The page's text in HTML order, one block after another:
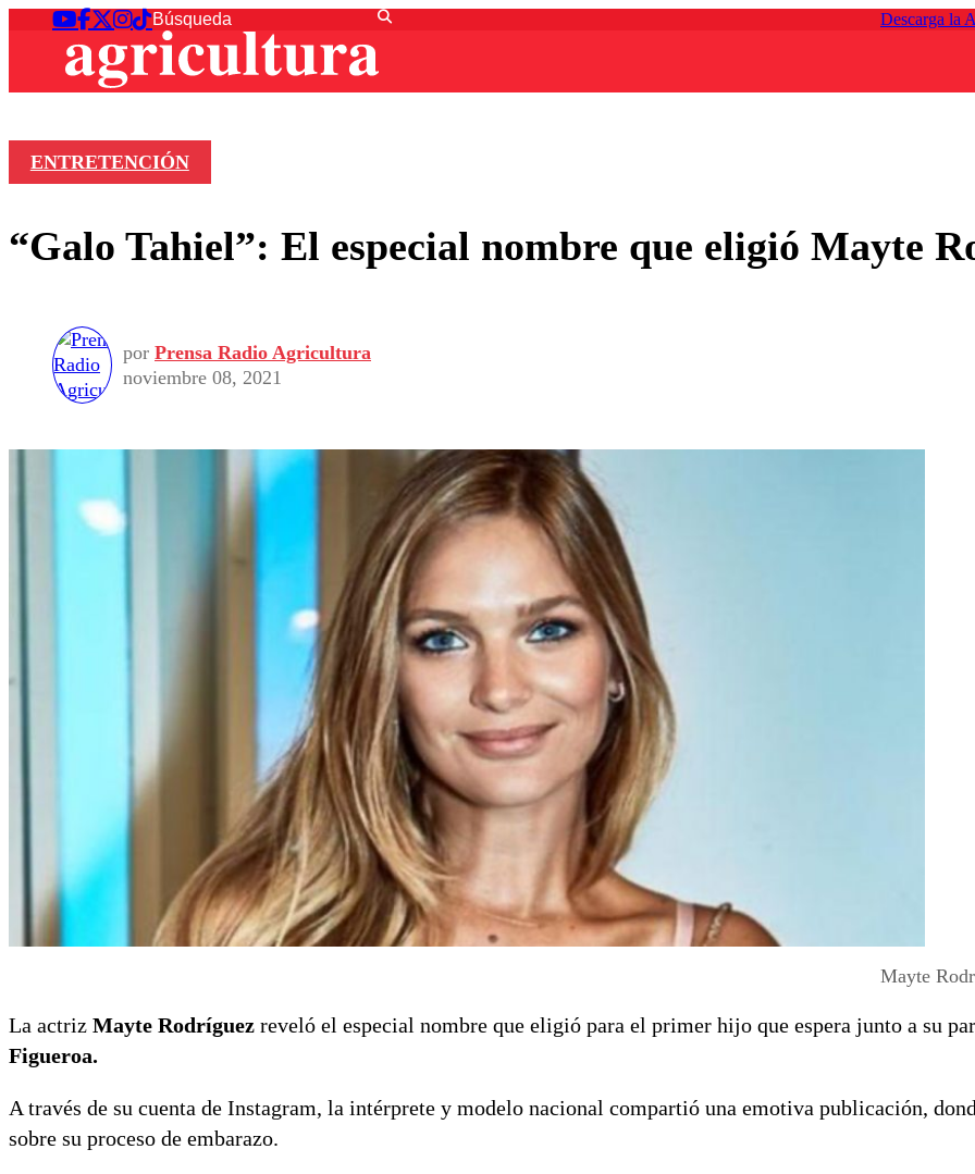
Descarga la
ENTRETENCIÓN
“Galo Tahiel”: El especial nombre que eligió Mayte
por Prensa Radio Agricultura
noviembre 08, 2021
Mayte
La actriz Mayte Rodríguez reveló el especial nombre que eligió para el primer hijo que espera junto a su
Figueroa.
A través de su cuenta de Instagram, la intérprete y modelo nacional compartió una emotiva publicación,
sobre su proceso de embarazo.